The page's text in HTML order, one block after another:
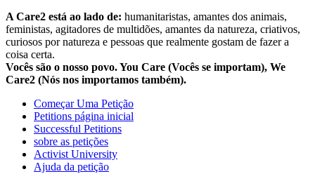
A Care2 está ao lado de: humanitaristas, amantes dos animais,
feministas, agitadores de multidões, amantes da natureza, criativos,
curiosos por natureza e pessoas que realmente gostam de fazer a
coisa certa.
Vocês são o nosso povo. You Care (Vocês se importam), We
Care2 (Nós nos importamos também).
Começar Uma Petição
Petitions página inicial
Successful Petitions
sobre as petições
Activist University
Ajuda da petição